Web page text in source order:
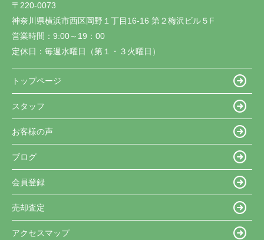
〒220-0073
神奈川県横浜市西区岡野１丁目16-16 第２梅沢ビル５F
営業時間： 9:00～19：00
定休日： 毎週水曜日（第１・３火曜日）
トップページ
スタッフ
お客様の声
ブログ
会員登録
売却査定
アクセスマップ